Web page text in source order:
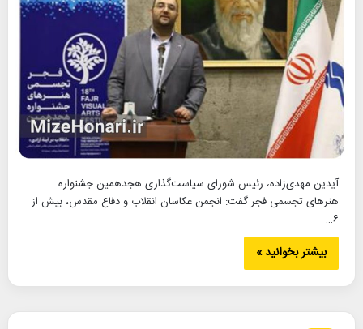
آیدین مهدی‌زاده، رئیس شورای سیاست‌گذاری هجدهمین جشنواره
هنرهای تجسمی فجر گفت: انجمن عکاسان انقلاب و دفاع مقدس، بیش از
۶…
بیشتر بخوانید »